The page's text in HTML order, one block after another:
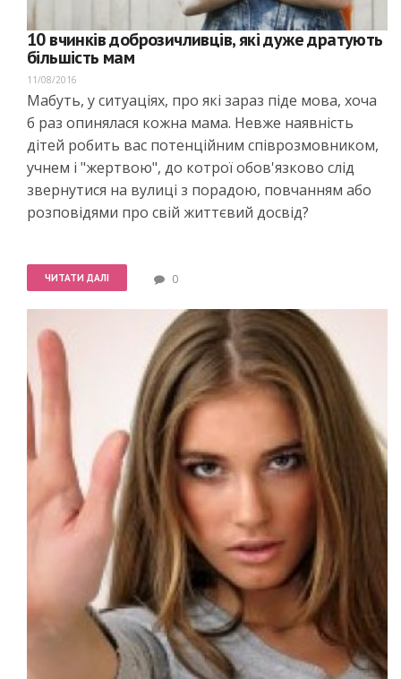
10 вчинків доброзичливців, які дуже дратують
більшість мам
11/08/2016
Мабуть, у ситуаціях, про які зараз піде мова, хоча
б раз опинялася кожна мама. Невже наявність
дітей робить вас потенційним співрозмовником,
учнем і "жертвою", до котрої обов'язково слід
звернутися на вулиці з порадою, повчанням або
розповідями про свій життєвий досвід?
ЧИТАТИ ДАЛІ 0